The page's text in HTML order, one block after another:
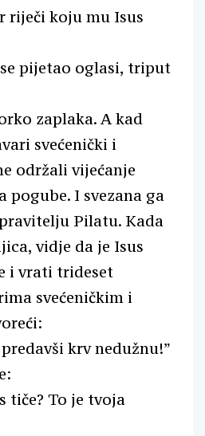
riječi koju mu Isus
pijetao oglasi, triput
zaplaka. A kad
svećenički i
održali vijećanje
pogube. I svezana ga
Pilatu. Kada
vidje da je Isus
i vrati trideset
svećeničkim i
krv nedužnu!”
tiče? To je tvoja